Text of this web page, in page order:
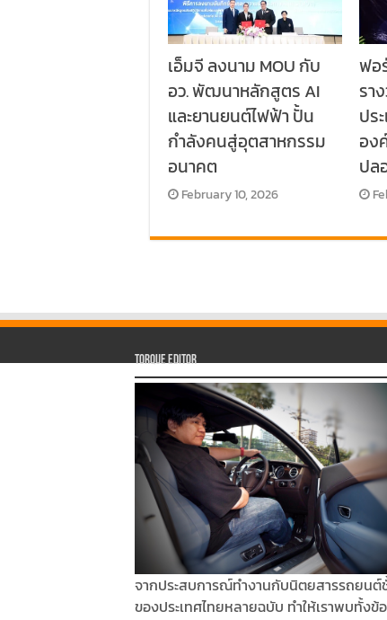
เอ็มจี ลงนาม MOU กับ
อว. พัฒนาหลักสูตร AI
และยานยนต์ไฟฟ้า ปั้น
กำลังคนสู่อุตสาหกรรม
อนาคต
February 10, 2026
ฟอ
รา
ปร
อง
ปล
Torque Editor
จากประสบการณ์ทำงานกับนิตยสารรถยนต์
ของประเทศไทยหลายฉบับ ทำให้เราพบทั้งข้